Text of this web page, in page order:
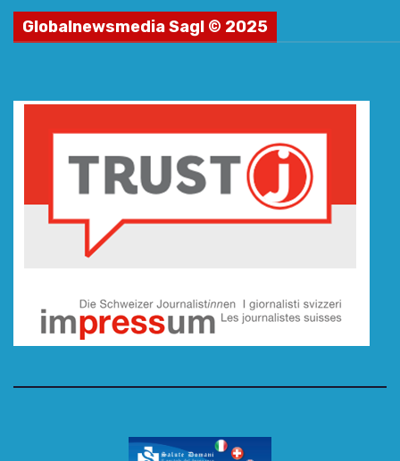
Globalnewsmedia Sagl © 2025